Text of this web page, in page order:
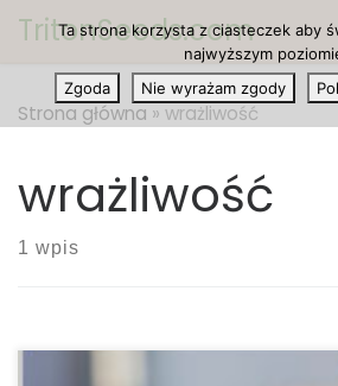
Przejdź do treści
TritonSeeds.com
Strona główna » wrażliwość
wrażliwość
1 wpis
Ta strona korzysta z ciasteczek aby
najwyższym
Zgoda
Nie wyrażam zgody